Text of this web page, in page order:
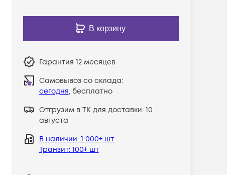
В корзину
Гарантия 12 месяцев
Самовывоз со склада:
сегодня, бесплатно
Отгрузим в ТК для доставки: 10
августа
В наличии: 1 000+ шт
Транзит: 100+ шт